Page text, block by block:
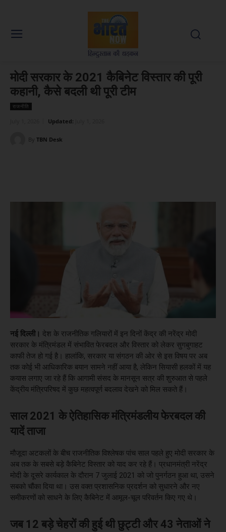
मोदी सरकार के 2021 कैबिनेट विस्तार की पूरी
कहानी, कैसे बदली थी पूरी टीम
राजनीति
Updated:
By TBN Desk
नई दिल्ली। देश के राजनीतिक गलियारों में इन दिनों केंद्र की नरेंद्र मोदी
सरकार के मंत्रिमंडल में संभावित फेरबदल और विस्तार को लेकर सुगबुगाहट
काफी तेज हो गई है। हालांकि, सरकार या संगठन की ओर से इस विषय पर अब
तक कोई भी आधिकारिक बयान सामने नहीं आया है, लेकिन सियासी हलकों में यह
कयास लगाए जा रहे हैं कि आगामी संसद के मानसून सत्र की शुरुआत से पहले
केंद्रीय मंत्रिपरिषद में कुछ महत्वपूर्ण बदलाव देखने को मिल सकते हैं।
साल 2021 के ऐतिहासिक मंत्रिमंडलीय फेरबदल की
यादें ताजा
मौजूदा अटकलों के बीच राजनीतिक विश्लेषक पांच साल पहले हुए मोदी सरकार के
अब तक के सबसे बड़े कैबिनेट विस्तार को याद कर रहे हैं। प्रधानमंत्री नरेंद्र
मोदी के दूसरे कार्यकाल के दौरान 7 जुलाई 2021 को जो पुनर्गठन हुआ था, उसने
सबको चौंका दिया था। उस वक्त प्रशासनिक प्रदर्शन को सुधारने और नए
समीकरणों को साधने के लिए कैबिनेट में आमूल-चूल परिवर्तन किए गए थे।
जब 12 बड़े चेहरों की हुई थी छुट्टी और 43 नेताओं ने